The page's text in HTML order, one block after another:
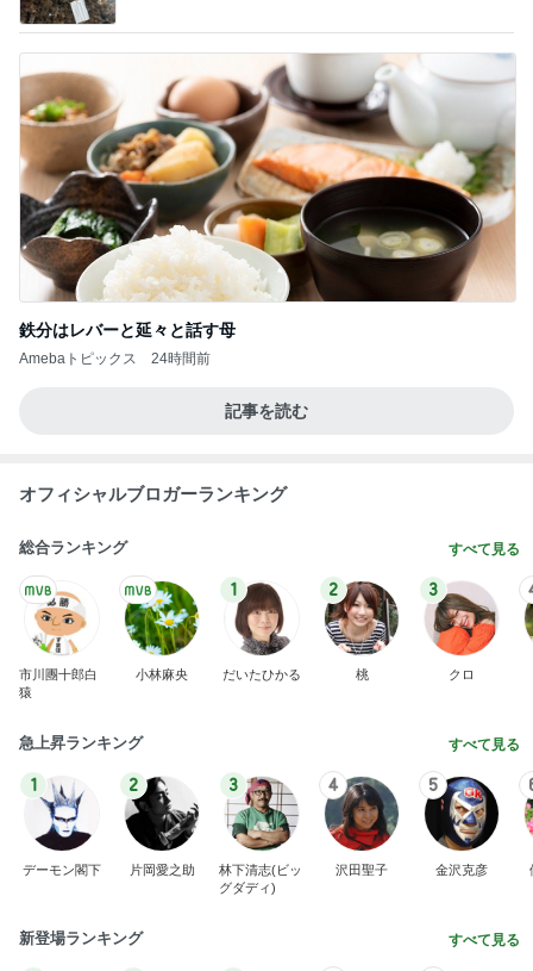
鉄分はレバーと延々と話す母
Amebaトピックス 24時間前
記事を読む
オフィシャルブロガーランキング
総合ランキング すべて見る
市川團十郎白
猿
小林麻央
1
だいたひかる
2
桃
3
クロ
急上昇ランキング すべて見る
1
デーモン閣下
2
片岡愛之助
3
林下清志(ビッ
グダディ)
4
沢田聖子
5
金沢克彦
新登場ランキング すべて見る